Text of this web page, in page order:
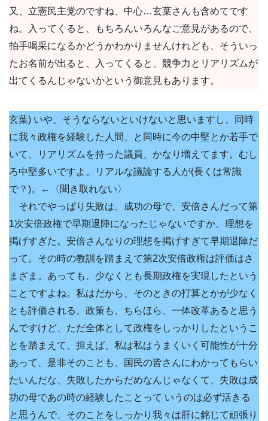
又、立憲民主党のですね、中心…玄葉さんも含めてです
ね。入ってくると、もちろんいろんなご意見があるので、
拍手喝采になるかどうかわかりませんけれども、そういっ
たお名前が出ると、入ってくると、競争力とリアリズムが
出てくるんじゃないかという御意見もあります。
玄葉) いや、そうならないといけないと思いますし、同時
に我々政権を経験した人間、と同時に今の中堅とか若手で
いて、リアリズムを持った議員、かなり増えてます。むし
ろ中堅多いですよ。リアルな議論する人が(長くは常識
で？)。←〈聞き取れない〉
それでやっぱり失敗は、成功の母で、安倍さんだって第
1次安倍政権で早期退陣になったじゃないですか。理想を
掲げすぎた。安倍さんなりの理想を掲げすぎて早期退陣だ
って。その時の教訓を踏まえて第2次安倍政権は評価はさ
まざま。あっても、少なくとも長期政権を実現したという
ことですよね。私はだから、そのときの打算とかが少なく
とも評価される、政策も、ちらほら、一体改革あると思う
んですけど、ただ全体として政権をしっかりしたというこ
とを踏まえて、担えば、私は私はうまくいく可能性が十分
あって、是非そのことも、国民の皆さんにわかってもらい
たいんだな、失敗したからだめなんじゃなくて、失敗は成
功の母であの時の経験したことって いうのは必ず活きる
と思うんで、そのことをしっかり我々は肝に銘じて頑張り